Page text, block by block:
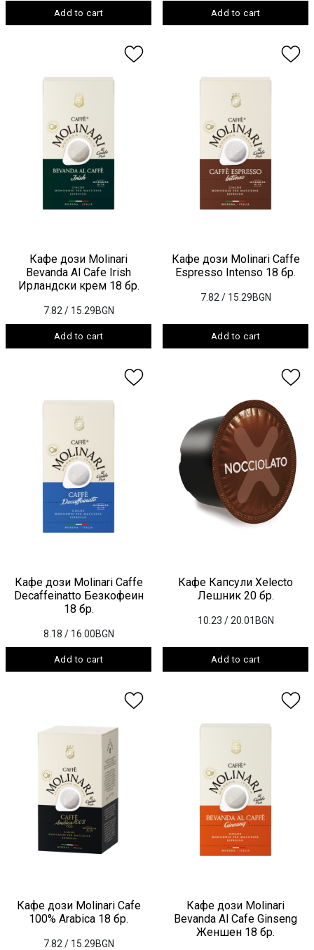
Add to cart Add to cart
Кафе дози Molinari
Bevanda Al Cafe Irish
Ирландски крем 18 бр.
7.82 / 15.29BGN
Add to cart
Кафе дози Molinari Caffe
Espresso Intenso 18 бр.
7.82 / 15.29BGN
Add to cart
Кафе дози Molinari Caffe
Decaffeinatto Безкофеин
18 бр.
8.18 / 16.00BGN
Add to cart
Кафе Капсули Xelecto
Лешник 20 бр.
10.23 / 20.01BGN
Add to cart
Кафе дози Molinari Cafe
100% Аrabica 18 бр.
7.82 / 15.29BGN
Кафе дози Molinari
Bevanda Al Cafe Ginseng
Женшен 18 бр.